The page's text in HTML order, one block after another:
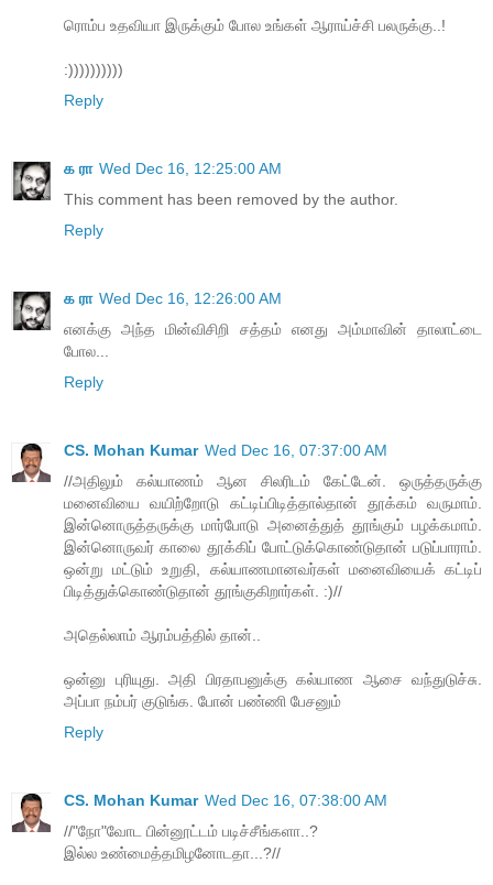
ரொம்ப உதவியா இருக்கும் போல உங்கள் ஆராய்ச்சி பலருக்கு..!
:))))))))))
Reply
க ரா Wed Dec 16, 12:25:00 AM
This comment has been removed by the author.
Reply
க ரா Wed Dec 16, 12:26:00 AM
எனக்கு அந்த மின்விசிறி சத்தம் எனது அம்மாவின் தாலாட்டை
போல...
Reply
CS. Mohan Kumar Wed Dec 16, 07:37:00 AM
//அதிலும் கல்யாணம் ஆன சிலரிடம் கேட்டேன். ஒருத்தருக்கு
மனைவியை வயிற்றோடு கட்டிப்பிடித்தால்தான் தூக்கம் வருமாம்.
இன்னொருத்தருக்கு மார்போடு அனைத்துத் தூங்கும் பழக்கமாம்.
இன்னொருவர் காலை தூக்கிப் போட்டுக்கொண்டுதான் படுப்பாராம்.
ஒன்று மட்டும் உறுதி, கல்யாணமானவர்கள் மனைவியைக் கட்டிப்
பிடித்துக்கொண்டுதான் தூங்குகிறார்கள். :)//
அதெல்லாம் ஆரம்பத்தில் தான்..
ஒன்னு புரியுது. அதி பிரதாபனுக்கு கல்யாண ஆசை வந்துடுச்சு.
அப்பா நம்பர் குடுங்க. போன் பண்ணி பேசனும்
Reply
CS. Mohan Kumar Wed Dec 16, 07:38:00 AM
//"நோ"வோட பின்னூட்டம் படிச்சீங்களா..?
இல்ல உண்மைத்தமிழனோடதா...?//